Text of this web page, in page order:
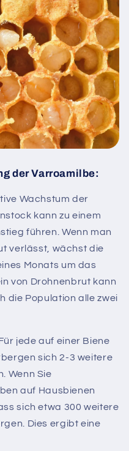
der Varroamilbe:
Wachstum der
kann zu einem
führen. Wenn man
verlässt, wächst die
Monats um das
von Drohnenbrut kann
die Population alle zwei
jede auf einer Biene
sich 2-3 weitere
Wenn Sie
auf Hausbienen
sich etwa 300 weitere
Dies ergibt eine